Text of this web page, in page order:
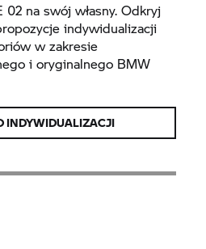
02 na swój własny. Odkryj
indywidualizacji
w zakresie
i oryginalnego BMW
INDYWIDUALIZACJI